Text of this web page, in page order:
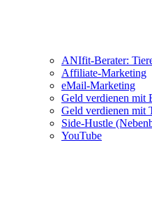
ANIfit-Berater:
Affiliate-Marketing
eMail-Marketing
Geld verdienen mit
Geld verdienen mit
Side-Hustle
YouTube